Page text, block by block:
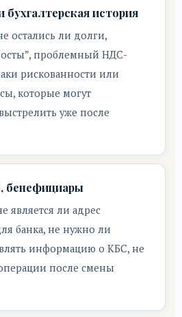
бухгалтерская история
остались ли долги,
проблемный НДС-
рискованности или
которые могут
уже после
бенефициары
является ли адрес
банка, не нужно ли
информацию о КБС, не
после смены